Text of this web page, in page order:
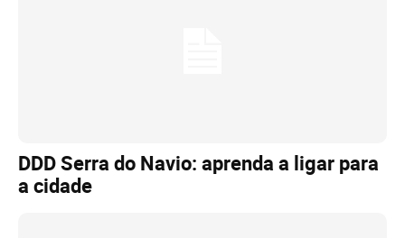
DDD Serra do Navio: aprenda a ligar para
a cidade